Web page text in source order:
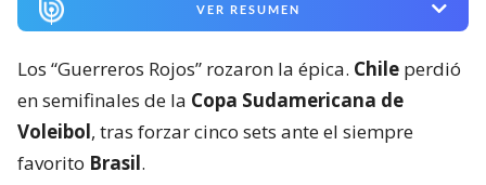
VER RESUMEN
Los “Guerreros Rojos” rozaron la épica. Chile perdió
en semifinales de la Copa Sudamericana de
Voleibol, tras forzar cinco sets ante el siempre
favorito Brasil.